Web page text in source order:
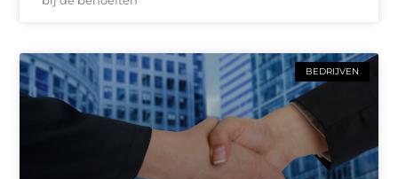
BEDRIJVEN